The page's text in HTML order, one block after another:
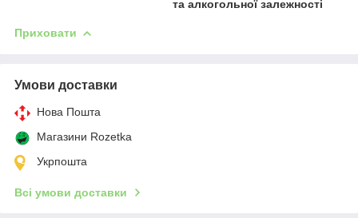
та алкогольної залежності
Приховати
Умови доставки
Нова Пошта
Магазини Rozetka
Укрпошта
Всі умови доставки